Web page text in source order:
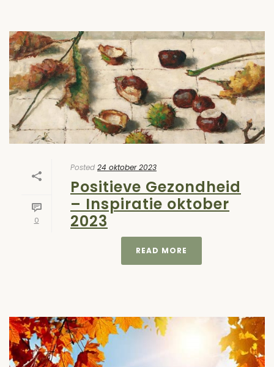
0
Posted 24 oktober 2023
Positieve Gezondheid
– Inspiratie oktober
2023
READ MORE